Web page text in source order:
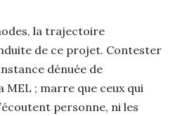
la trajectoire
de ce projet. Contester
dénuée de
MEL ; marre que ceux qui
personne, ni les